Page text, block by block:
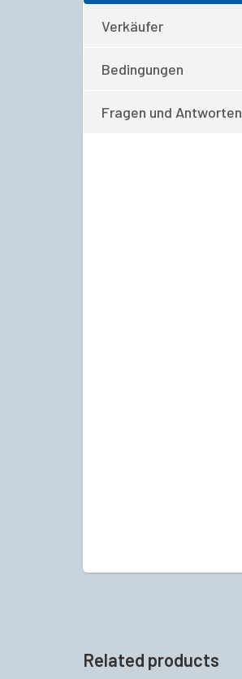
Verkäufer
Bedingungen
Fragen und Antworten
Related products